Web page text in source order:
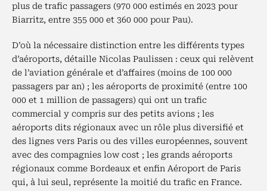
plus de trafic passagers (970 000 estimés en 2023 pour
Biarritz, entre 355 000 et 360 000 pour Pau).
D’où la nécessaire distinction entre les différents types
d’aéroports, détaille Nicolas Paulissen : ceux qui relèvent
de l’aviation générale et d’affaires (moins de 100 000
passagers par an) ; les aéroports de proximité (entre 100
000 et 1 million de passagers) qui ont un trafic
commercial y compris sur des petits avions ; les
aéroports dits régionaux avec un rôle plus diversifié et
des lignes vers Paris ou des villes européennes, souvent
avec des compagnies low cost ; les grands aéroports
régionaux comme Bordeaux et enfin Aéroport de Paris
qui, à lui seul, représente la moitié du trafic en France.